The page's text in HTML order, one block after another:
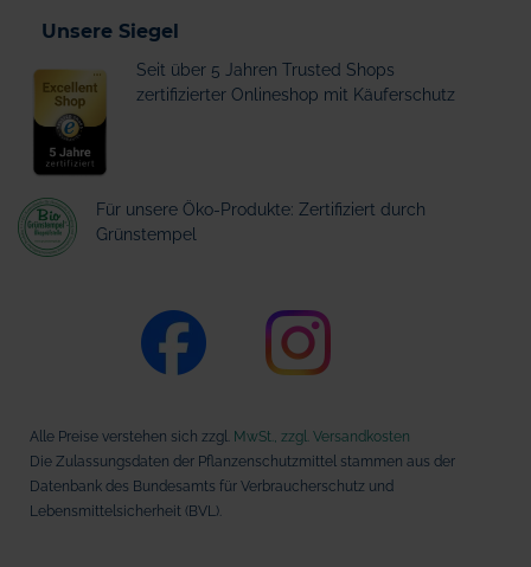
Unsere Siegel
Seit über 5 Jahren Trusted Shops
zertifizierter Onlineshop mit Käuferschutz
Für unsere Öko-Produkte: Zertifiziert durch
Grünstempel
Alle Preise verstehen sich zzgl. MwSt., zzgl. Versandkosten
Die Zulassungsdaten der Pflanzenschutzmittel stammen aus der
Datenbank des Bundesamts für Verbraucherschutz und
Lebensmittelsicherheit (BVL).